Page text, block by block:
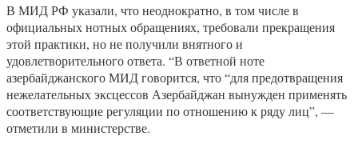
В МИД РФ указали, что неоднократно, в том числе в
официальных нотных обращениях, требовали прекращения
этой практики, но не получили внятного и
удовлетворительного ответа. “В ответной ноте
азербайджанского МИД говорится, что “для предотвращения
нежелательных эксцессов Азербайджан вынужден применять
соответствующие регуляции по отношению к ряду лиц”, —
отметили в министерстве.